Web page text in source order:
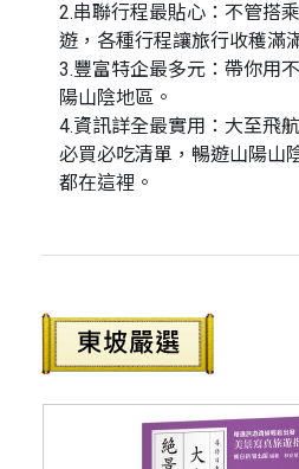
2.串聯行程最貼心：不管搭
遊，各種行程讓旅行收穫滿
3.豐富特企最多元：帶你用
陽山陰地區。
4.資訊詳全最實用：大至飛
必買必吃清單，暢遊山陽山
都在這裡。